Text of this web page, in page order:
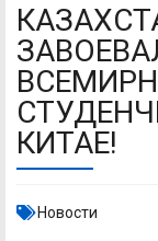
КИТАЕ!
Новости